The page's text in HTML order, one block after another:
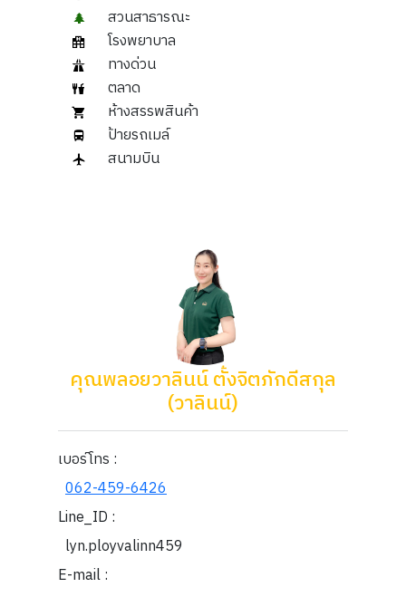
สวนสาธารณะ
โรงพยาบาล
ทางด่วน
ตลาด
ห้างสรรพสินค้า
ป้ายรถเมล์
สนามบิน
คุณพลอยวาลินน์​ ตั้งจิตภักดีสกุล
(วาลินน์)
เบอร์โทร :
062-459-6426
Line_ID :
lyn.ployvalinn459
E-mail :